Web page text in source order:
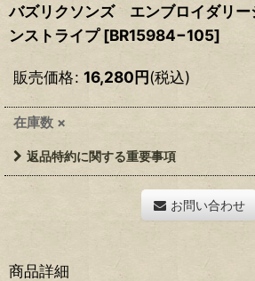
バズリクソンズ エンブロイダリ
ンストライプ [BR15984−105]
販売価格: 16,280円(税込)
在庫数 ×
返品特約に関する重要事項
お問い合わせ
商品詳細